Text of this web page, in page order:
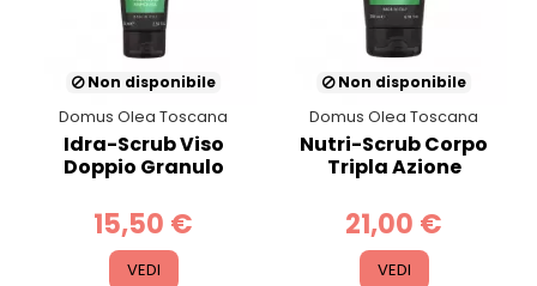
Non disponibile
Domus Olea Toscana
Idra-Scrub Viso
Doppio Granulo
15,50 €
VEDI
Non disponibile
Domus Olea Toscana
Nutri-Scrub Corpo
Tripla Azione
21,00 €
VEDI